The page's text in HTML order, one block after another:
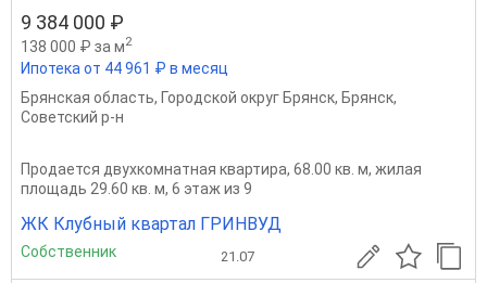
9 384 000 ₽
138 000 ₽ за м2
Ипотека от 44 961 ₽ в месяц
Брянская область, Городской округ Брянск, Брянск,
Советский р-н
Продается двухкомнатная квартира, 68.00 кв. м, жилая
площадь 29.60 кв. м, 6 этаж из 9
ЖК Клубный квартал ГРИНВУД
Собственник 21.07